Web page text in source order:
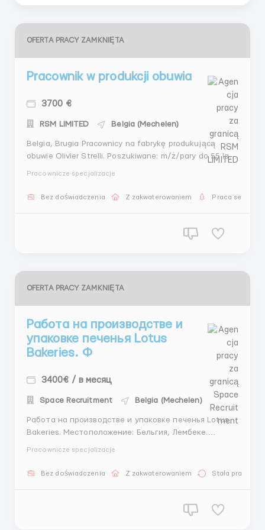
OFERTA PRACY ZAMKNIĘTA
Pracownik w produkcji obuwia
3700 €
RSM LIMITED Belgia (Mechelen)
Belgia, Brugia Pracownicy na fabrykę produkującą
obuwie Olivier Strelli. Poszukiwane: m/ż/pary do 55 lat.
naklejanie etykiet, praca na magazynie.
Pracownicze specjalizacje
Bez doświadczenia Z zakwaterowaniem Praca
OFERTA PRACY ZAMKNIĘTA
Работа на производстве и
упаковке печенья Lotus
Bakeries. Ф
3400€ / в месяц
Space Recruitment Belgia (Mechelen)
Работа на производстве и упаковке печенья Lotus
Bakeries. Местоположение: Бельгия, Лембеке.
Лембеке. Ключевые обязанности: • Участие в
Pracownicze specjalizacje
Bez doświadczenia Z zakwaterowaniem Stała praca